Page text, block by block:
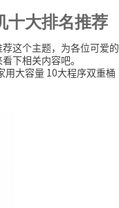
十大排名推荐
这个主题，为各位可爱的
下相关内容吧。
大容量 10大程序双重桶